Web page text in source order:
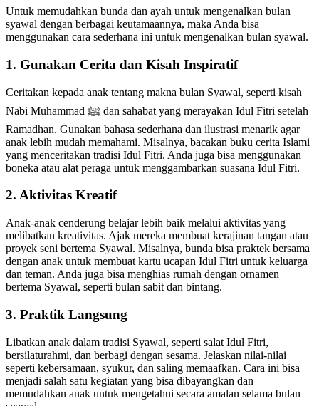
Untuk memudahkan bunda dan ayah untuk mengenalkan bulan
syawal dengan berbagai keutamaannya, maka Anda bisa
menggunakan cara sederhana ini untuk mengenalkan bulan syawal.
1. Gunakan Cerita dan Kisah Inspiratif
Ceritakan kepada anak tentang makna bulan Syawal, seperti kisah
Nabi Muhammad ﷺ dan sahabat yang merayakan Idul Fitri setelah
Ramadhan. Gunakan bahasa sederhana dan ilustrasi menarik agar
anak lebih mudah memahami. Misalnya, bacakan buku cerita Islami
yang menceritakan tradisi Idul Fitri. Anda juga bisa menggunakan
boneka atau alat peraga untuk menggambarkan suasana Idul Fitri.
2. Aktivitas Kreatif
Anak-anak cenderung belajar lebih baik melalui aktivitas yang
melibatkan kreativitas. Ajak mereka membuat kerajinan tangan atau
proyek seni bertema Syawal. Misalnya, bunda bisa praktek bersama
dengan anak untuk membuat kartu ucapan Idul Fitri untuk keluarga
dan teman. Anda juga bisa menghias rumah dengan ornamen
bertema Syawal, seperti bulan sabit dan bintang.
3. Praktik Langsung
Libatkan anak dalam tradisi Syawal, seperti salat Idul Fitri,
bersilaturahmi, dan berbagi dengan sesama. Jelaskan nilai-nilai
seperti kebersamaan, syukur, dan saling memaafkan. Cara ini bisa
menjadi salah satu kegiatan yang bisa dibayangkan dan
memudahkan anak untuk mengetahui secara amalan selama bulan